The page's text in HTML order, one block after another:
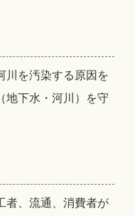
川を汚染する原因を
地下水・河川）を守
者、流通、消費者が